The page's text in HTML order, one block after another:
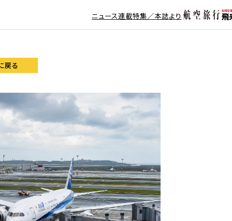
ニュース連載特集／本誌より
戻る